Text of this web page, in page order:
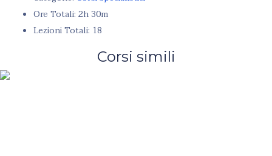
Ore Totali: 2h 30m
Lezioni Totali: 18
Corsi simili